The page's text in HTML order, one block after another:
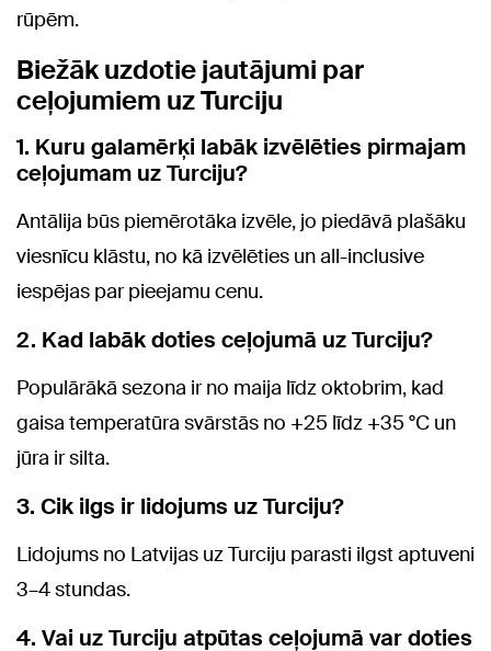
rūpēm.
Biežāk uzdotie jautājumi par
ceļojumiem uz Turciju
1. Kuru galamērķi labāk izvēlēties pirmajam
ceļojumam uz Turciju?
Antālija būs piemērotāka izvēle, jo piedāvā plašāku
viesnīcu klāstu, no kā izvēlēties un all-inclusive
iespējas par pieejamu cenu.
2. Kad labāk doties ceļojumā uz Turciju?
Populārākā sezona ir no maija līdz oktobrim, kad
gaisa temperatūra svārstās no +25 līdz +35 °C un
jūra ir silta.
3. Cik ilgs ir lidojums uz Turciju?
Lidojums no Latvijas uz Turciju parasti ilgst aptuveni
3–4 stundas.
4. Vai uz Turciju atpūtas ceļojumā var doties